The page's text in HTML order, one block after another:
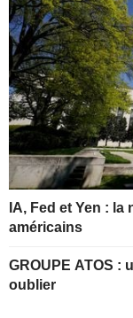
IA, Fed et Yen :
américains
GROUPE ATOS : une nouvelle année à
oublier